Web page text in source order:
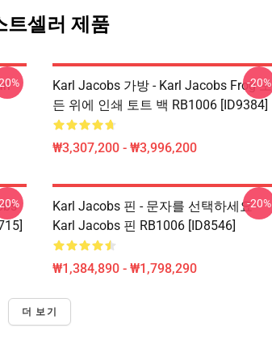
트셀러 제품
Karl Jacobs 가방 - Karl Jacobs Frog 모
든 위에 인쇄 토트 백 RB1006 [ID9384]
₩3,307,200 - ₩3,996,200
-20%
Karl Jacobs 핀 - 문자를 선택하세요 -
Karl Jacobs 핀 RB1006 [ID8546]
₩1,384,890 - ₩1,798,290
-20%
더 보기